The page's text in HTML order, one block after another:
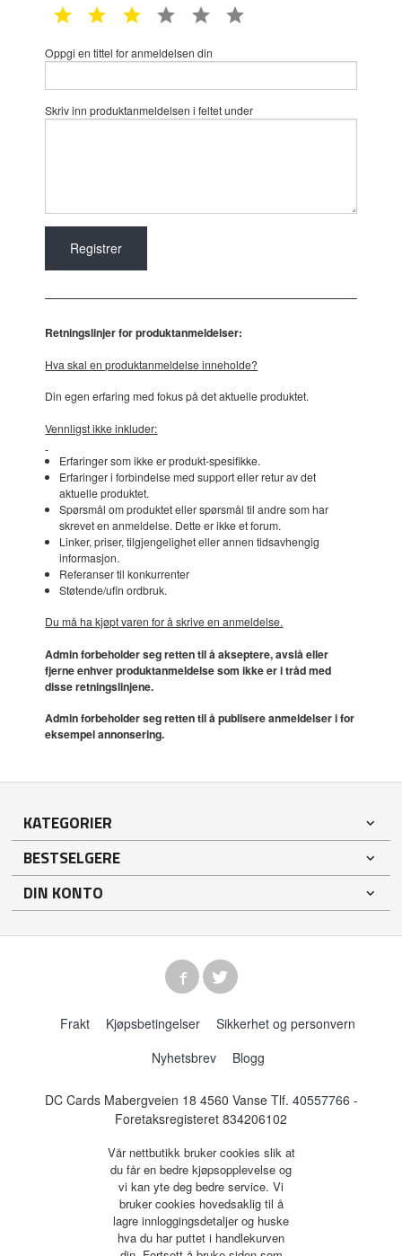
1 star 2 star 3 star 4 star 5 star
Oppgi en tittel for anmeldelsen din
Skriv inn produktanmeldelsen i feltet under
Retningslinjer for produktanmeldelser:
Hva skal en produktanmeldelse inneholde?
Din egen erfaring med fokus på det aktuelle produktet.
Vennligst ikke inkluder:
Erfaringer som ikke er produkt-spesifikke.
Erfaringer i forbindelse med support eller retur av det
aktuelle produktet.
Spørsmål om produktet eller spørsmål til andre som har
skrevet en anmeldelse. Dette er ikke et forum.
Linker, priser, tilgjengelighet eller annen tidsavhengig
informasjon.
Referanser til konkurrenter
Støtende/ufin ordbruk.
Du må ha kjøpt varen for å skrive en anmeldelse.
Admin forbeholder seg retten til å akseptere, avslå eller
fjerne enhver produktanmeldelse som ikke er i tråd med
disse retningslinjene.
Admin forbeholder seg retten til å publisere anmeldelser i for
eksempel annonsering.
KATEGORIER
BESTSELGERE
DIN KONTO
Frakt Kjøpsbetingelser
Sikkerhet og personvern
Nyhetsbrev
Blogg
DC Cards Mabergveien 18 4560 Vanse Tlf. 40557766 -
Foretaksregisteret 834206102
Vår nettbutikk bruker cookies slik at
du får en bedre kjøpsopplevelse og
vi kan yte deg bedre service. Vi
bruker cookies hovedsaklig til å
lagre innloggingsdetaljer og huske
hva du har puttet i handlekurven